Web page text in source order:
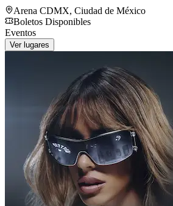
Arena CDMX, Ciudad de México
Boletos Disponibles
Eventos
Ver lugares